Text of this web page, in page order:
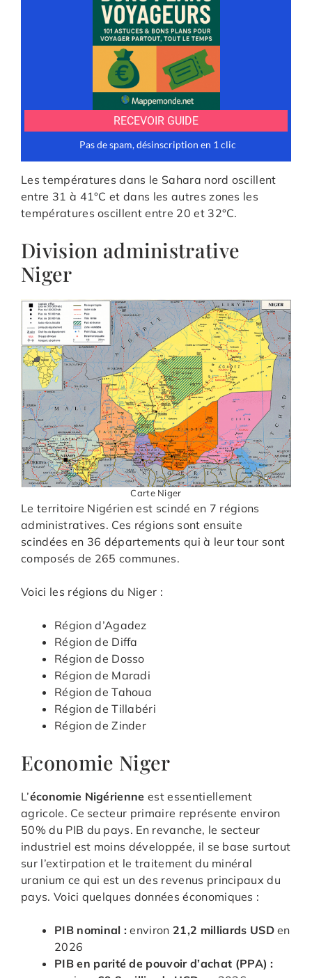
Les températures dans le Sahara nord oscillent
entre 31 à 41°C et dans les autres zones les
températures oscillent entre 20 et 32°C.
Division administrative
Niger
Carte Niger
Le territoire Nigérien est scindé en 7 régions
administratives. Ces régions sont ensuite
scindées en 36 départements qui à leur tour sont
composés de 265 communes.
Voici les régions du Niger :
Région d’Agadez
Région de Diffa
Région de Dosso
Région de Maradi
Région de Tahoua
Région de Tillabéri
Région de Zinder
Economie Niger
L’économie Nigérienne est essentiellement
agricole. Ce secteur primaire représente environ
50% du PIB du pays. En revanche, le secteur
industriel est moins développée, il se base surtout
sur l’extirpation et le traitement du minéral
uranium ce qui est un des revenus principaux du
pays. Voici quelques données économiques :
PIB nominal : environ 21,2 milliards USDen
2026
PIB en parité de pouvoir d’achat (PPA) :